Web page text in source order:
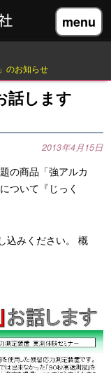
話します
2013年4月15日
の商品「強アルカ
ついて『じっく
込みください。 概
のお知らせ
menu